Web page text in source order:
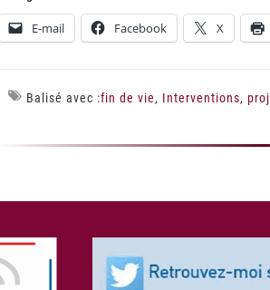
E-mail Facebook X
Balisé avec :fin de vie, Interventions,